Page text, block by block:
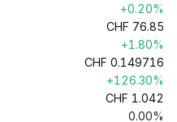
+0.20%
CHF 76.85
+1.80%
CHF 0.149716
+126.30%
CHF 1.042
0.00%